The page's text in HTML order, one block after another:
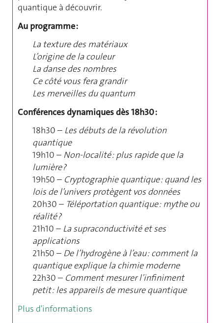
quantique à découvrir.
Au programme :
La texture des matériaux
L’origine de la couleur
La danse des nombres
Ce côté vous fera grandir
Les merveilles du quantum
Conférences dynamiques dès 18h30 :
18h30 – Les débuts de la révolution
quantique
19h10 – Non-localité : plus rapide que la
lumière ?
19h50 – Cryptographie quantique : quand les
lois de l’univers protègent vos données
20h30 – Téléportation quantique : mythe ou
réalité ?
21h10 – La supraconductivité et ses
applications
21h50 – De l’hydrogène à l’eau : comment la
quantique explique la chimie moderne
22h30 – Comment mesurer l’infiniment
petit : les appareils de mesure quantique
Plus d'informations